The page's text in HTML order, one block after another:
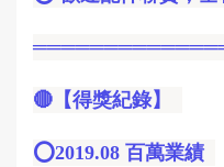
🔴【得獎紀錄】
⭕️2019.08 百萬業績